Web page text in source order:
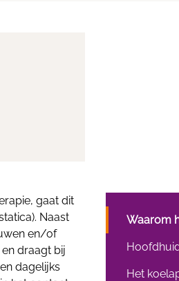
gaat dit
Naast
en/of
draagt bij
dagelijks
Waarom
Het